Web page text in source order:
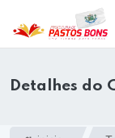
Detalhes do